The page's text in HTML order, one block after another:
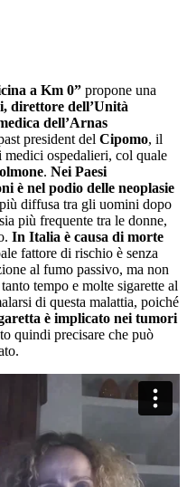
a Km 0” propone una
direttore dell’Unità
dell’Arnas
president del Cipomo, il
ospedalieri, col quale
. Nei Paesi
è nel podio delle neoplasie
diffusa tra gli uomini dopo
più frequente tra le donne,
In Italia è causa di morte
fattore di rischio è senza
al fumo passivo, ma non
tempo e molte sigarette al
di questa malattia, poiché
è implicato nei tumori
quindi precisare che può